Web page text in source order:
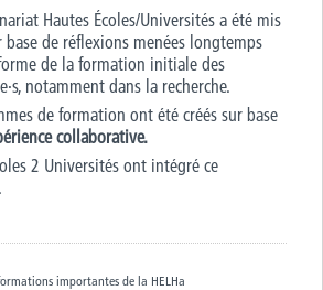
Hautes Écoles/Universités a été mis
base de réflexions menées longtemps
de la formation initiale des
notamment dans la recherche.
de formation ont été créés sur base
collaborative.
2 Universités ont intégré ce
importantes de la HELHa